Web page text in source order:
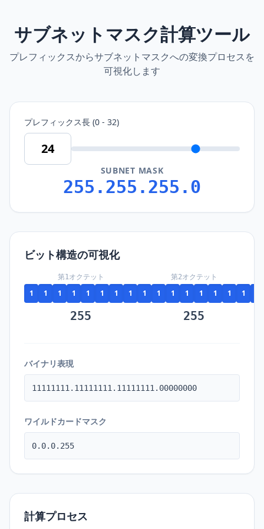
サブネットマスク計算ツール
プレフィックスからサブネットマスクへの変換プロセスを
可視化します
プレフィックス長 (0 - 32)
SUBNET MASK
255.255.255.0
ビット構造の可視化
第1オクテット
1 1 1 1 1 1 1 1
255
第2オクテット
1 1 1 1 1 1 1 1
255
バイナリ表現
11111111.11111111.11111111.00000000
ワイルドカードマスク
0.0.0.255
計算プロセス